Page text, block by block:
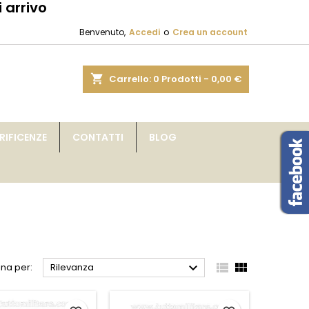
arrivo
Benvenuto, Accedi o Crea un account
shopping_cart Carrello: 0 Prodotti - 0,00 €
CONTATTI BLOG
per: Rilevanza   